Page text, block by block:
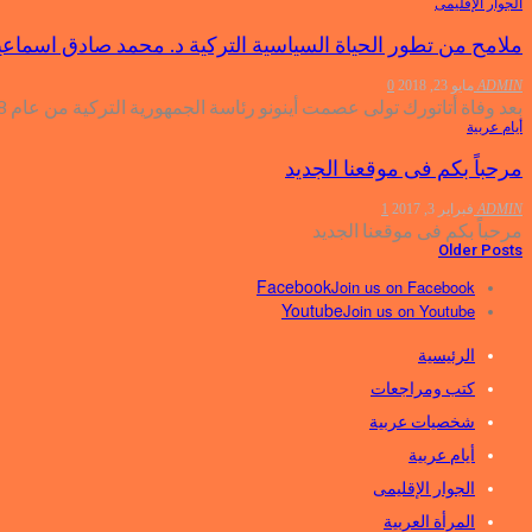
الجوار الإقليمى
ملامح من تطور الحياة السياسية التركية د. محمد صادق
ADMIN مايو 23, 2018 0
بعد وفاة أتاتورك تولى عصمت أينونو رئاسة الجمهورية التركية من عام 1938 حتى عام 1950 وقد استطاع أينونو أن يحتفظ بحياد…
أيام عربية
مرحباً بكم فى موقعنا الجديد
ADMIN فبراير 3, 2017 1
مرحباً بكم فى موقعنا الجديد
Older Posts
FacebookJoin us on Facebook
YoutubeJoin us on Youtube
الرئيسية
كتب ومراجعات
شخصيات عربية
أيام عربية
الجوار الإقليمى
المرأة العربية